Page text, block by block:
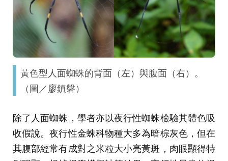
黃色型人面蜘蛛的背面（左）與腹面（右）。
（圖／廖鎮磐）
除了人面蜘蛛，學者亦以夜行性蜘蛛檢驗其體色吸
收假說。夜行性金蛛科物種大多為暗棕灰色，但在
其腹部經常有成對之米粒大小亮黃斑，肉眼顯得特